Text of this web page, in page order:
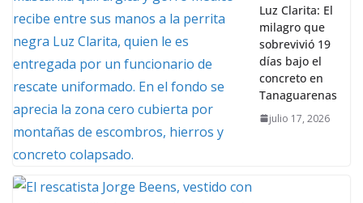
Luz Clarita: El
milagro que
sobrevivió 19
días bajo el
concreto en
Tanaguarenas
julio 17, 2026